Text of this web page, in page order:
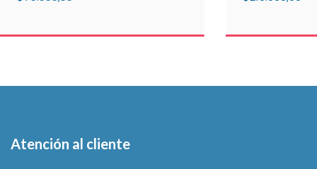
Atención al cliente